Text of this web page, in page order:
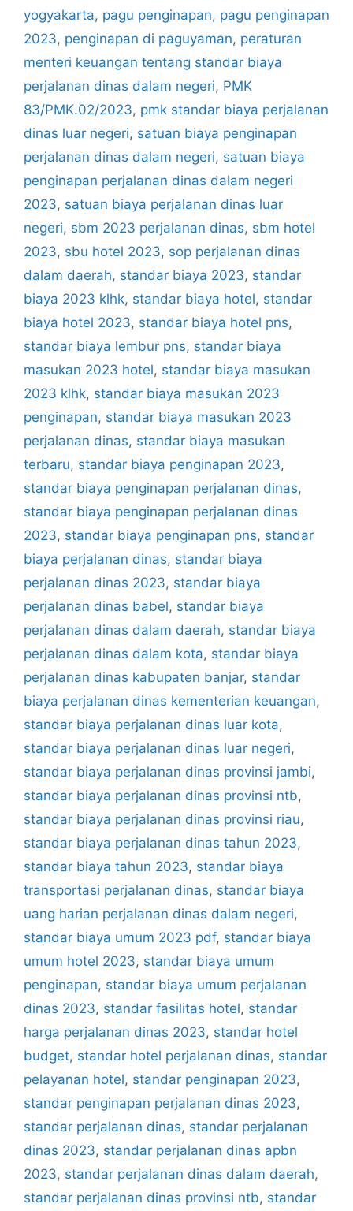
yogyakarta, pagu penginapan, pagu penginapan
2023, penginapan di paguyaman, peraturan
menteri keuangan tentang standar biaya
perjalanan dinas dalam negeri, PMK
83/PMK.02/2023, pmk standar biaya perjalanan
dinas luar negeri, satuan biaya penginapan
perjalanan dinas dalam negeri, satuan biaya
penginapan perjalanan dinas dalam negeri
2023, satuan biaya perjalanan dinas luar
negeri, sbm 2023 perjalanan dinas, sbm hotel
2023, sbu hotel 2023, sop perjalanan dinas
dalam daerah, standar biaya 2023, standar
biaya 2023 klhk, standar biaya hotel, standar
biaya hotel 2023, standar biaya hotel pns,
standar biaya lembur pns, standar biaya
masukan 2023 hotel, standar biaya masukan
2023 klhk, standar biaya masukan 2023
penginapan, standar biaya masukan 2023
perjalanan dinas, standar biaya masukan
terbaru, standar biaya penginapan 2023,
standar biaya penginapan perjalanan dinas,
standar biaya penginapan perjalanan dinas
2023, standar biaya penginapan pns, standar
biaya perjalanan dinas, standar biaya
perjalanan dinas 2023, standar biaya
perjalanan dinas babel, standar biaya
perjalanan dinas dalam daerah, standar biaya
perjalanan dinas dalam kota, standar biaya
perjalanan dinas kabupaten banjar, standar
biaya perjalanan dinas kementerian keuangan,
standar biaya perjalanan dinas luar kota,
standar biaya perjalanan dinas luar negeri,
standar biaya perjalanan dinas provinsi jambi,
standar biaya perjalanan dinas provinsi ntb,
standar biaya perjalanan dinas provinsi riau,
standar biaya perjalanan dinas tahun 2023,
standar biaya tahun 2023, standar biaya
transportasi perjalanan dinas, standar biaya
uang harian perjalanan dinas dalam negeri,
standar biaya umum 2023 pdf, standar biaya
umum hotel 2023, standar biaya umum
penginapan, standar biaya umum perjalanan
dinas 2023, standar fasilitas hotel, standar
harga perjalanan dinas 2023, standar hotel
budget, standar hotel perjalanan dinas, standar
pelayanan hotel, standar penginapan 2023,
standar penginapan perjalanan dinas 2023,
standar perjalanan dinas, standar perjalanan
dinas 2023, standar perjalanan dinas apbn
2023, standar perjalanan dinas dalam daerah,
standar perjalanan dinas provinsi ntb, standar